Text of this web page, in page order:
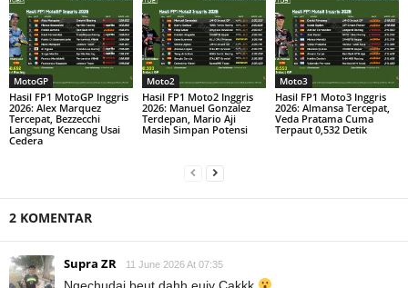
MotoGP
Hasil FP1 MotoGP Inggris
2026: Alex Marquez
Tercepat, Bezzecchi
Langsung Kencang Usai
Cedera
Moto2
Hasil FP1 Moto2 Inggris
2026: Manuel Gonzalez
Terdepan, Mario Aji
Masih Simpan Potensi
Moto3
Hasil FP1 Moto3 Inggris
2026: Almansa Tercepat,
Veda Pratama Cuma
Terpaut 0,532 Detik
2 KOMENTAR
Supra ZR 11 June 2026 At 07:35
Ngechudai beut dahh euiy Cakkk